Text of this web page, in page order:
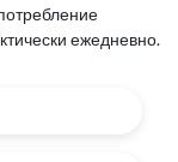
ежедневно.